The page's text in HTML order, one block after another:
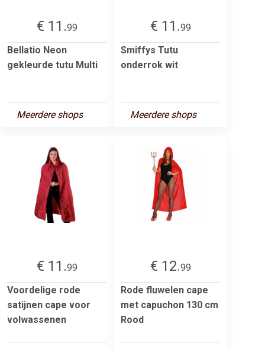
€ 11.99
Bellatio Neon
gekleurde tutu Multi
Meerdere shops
€ 11.99
Smiffys Tutu
onderrok wit
Meerdere shops
€ 11.99
Voordelige rode
satijnen cape voor
volwassenen
€ 12.99
Rode fluwelen cape
met capuchon 130 cm
Rood